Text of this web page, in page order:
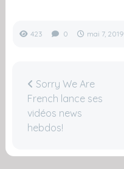
423 0 mai 7, 2019
Sorry We Are
French lance ses
vidéos news
hebdos!